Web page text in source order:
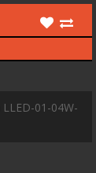
01-04W-